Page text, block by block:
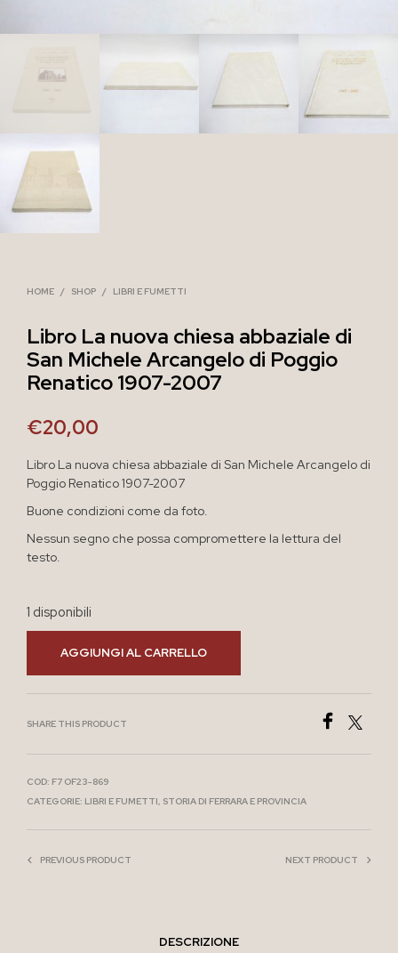
HOME / SHOP / LIBRI E FUMETTI
Libro La nuova chiesa abbaziale di
San Michele Arcangelo di Poggio
Renatico 1907-2007
€20,00
Libro La nuova chiesa abbaziale di San Michele Arcangelo di
Poggio Renatico 1907-2007
Buone condizioni come da foto.
Nessun segno che possa compromettere la lettura del
testo.
1 disponibili
AGGIUNGI AL CARRELLO
SHARE THIS PRODUCT
COD: F7 OF23-869
CATEGORIE: LIBRI E FUMETTI, STORIA DI FERRARA E PROVINCIA
PREVIOUS PRODUCT NEXT PRODUCT
DESCRIZIONE